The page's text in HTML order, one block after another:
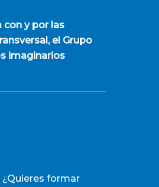
y por las
el Grupo
imaginarios
formar